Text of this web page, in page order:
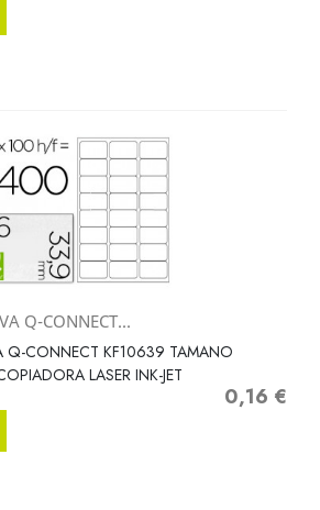
Q-CONNECT...
Q-CONNECT KF10639 TAMANO
LASER INK-JET
Precio
0,16 €